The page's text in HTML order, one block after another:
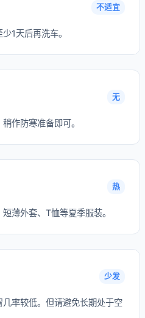
不适宜
1天后再洗车。
无
作防寒准备即可。
热
薄外套、T恤等夏季服装。
少发
率较低。但请避免长期处于空